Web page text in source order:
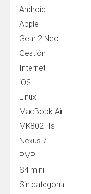
Android
Apple
Gear 2 Neo
Gestión
Internet
iOS
Linux
MacBook Air
MK802IIIs
Nexus 7
PMP
S4 mini
Sin categoría